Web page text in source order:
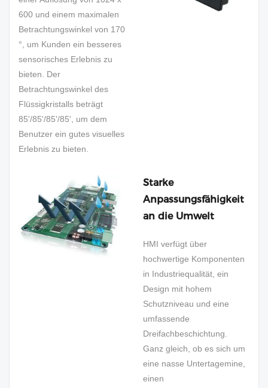
600 und einem maximalen
Betrachtungswinkel von 170
°, um Kunden ein besseres
sensorisches Erlebnis zu
bieten. Der
Betrachtungswinkel des
Flüssigkristalls beträgt
85'/85'/85'/85', um dem
Benutzer ein gutes visuelles
Erlebnis zu bieten.
Starke
Anpassungsfähigkeit
an die Umwelt
HMI verfügt über
hochwertige Komponenten
in Industriequalität, ein
Design mit hohem
Schutzniveau und eine
umfassende
Dreifachbeschichtung.
Ganz gleich, ob es sich um
eine nasse Untertagemine,
einen